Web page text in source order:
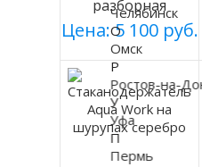
разборная
(БЕЛАЯ), Россия
Цена: 5 100 руб.
Челябинск
О
Омск
Р
Ростов-на-
У
Уфа
П
Пермь